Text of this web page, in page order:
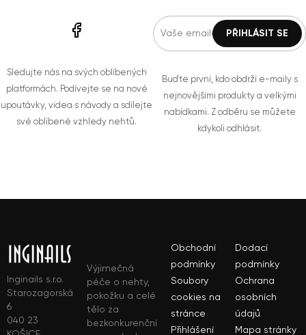
Sledujte nás na svých oblíbených
platformách. Podívejte se na nové
upoutávky, videa s návody a sdílejte
své oblíbené vzhledy nehtů.
Buďte první, kdo obdrží e-maily s
nejnovějšími produkty a velkými
nabídkami. Z odběru se můžete
kdykoli odhlásit.
Inginails s.r.o.
Starozagorská
6
040 23
Výjimečná
péče o nehty,
pokožku a celé
tělo za
bezkonkurenční
Obchodní
podmínky
Dodací
podmínky
Soubory
cookies na
stránce
Ochrana
osobních
údajů
Přihlášení
Mapa stránky